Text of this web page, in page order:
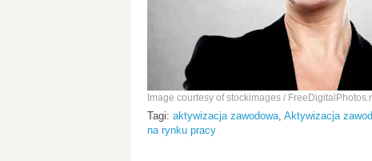
Image courtesy of stockimages /
Tagi: aktywizacja zawodowa, Aktywizacja
na rynku pracy